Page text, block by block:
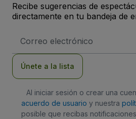
Recibe sugerencias de
directamente en tu bandeja de
de
Únete a la lista
Al iniciar sesión o crear una
acuerdo de usuario y nuestra
posible que recibas